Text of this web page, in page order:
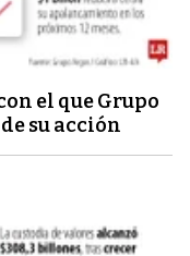
el que Grupo
su acción